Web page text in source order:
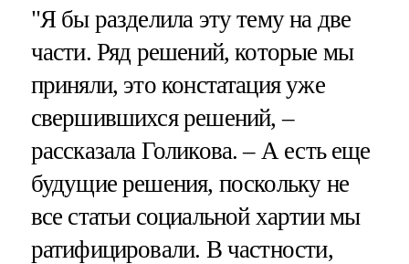
"Я бы разделила эту тему на две
части. Ряд решений, которые мы
приняли, это констатация уже
свершившихся решений, –
рассказала Голикова. – А есть еще
будущие решения, поскольку не
все статьи социальной хартии мы
ратифицировали. В частности,